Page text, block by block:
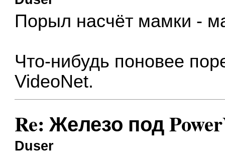
Порыл насчёт мамки -
Что-нибудь поновее
VideoNet.
Re: Железо под
Duser